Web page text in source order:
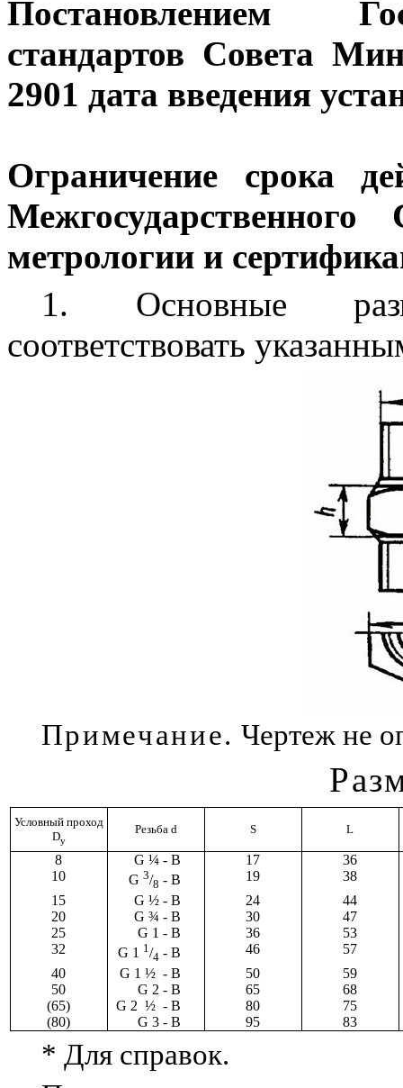
Постановлением
стандартов Совета
2901 дата введения
Ограничение срока
метрологии и
1. Основные
соответствовать
Примечание. Чертеж не
Условный проход
Dу
Резьбаd S L
8 G ¼ - B 17
36
10
G 3/8 - B 19
38
15
G ½ - B 24
44
20
G ¾ - B 30
47
25
G 1 - B 36
53
32
G 1 1/4 - В 46
57
40
G 1 ½ - B 50
59
50
G 2 - B 65
68
(65)
G 2 ½ - В 80
75
(80)
G 3 - B 95 83
* Для справок.